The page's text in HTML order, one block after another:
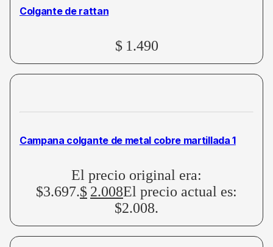
Colgante de rattan
$ 1.490
Campana colgante de metal cobre martillada 1
El precio original era:
$3.697.$ 2.008El precio actual es:
$2.008.